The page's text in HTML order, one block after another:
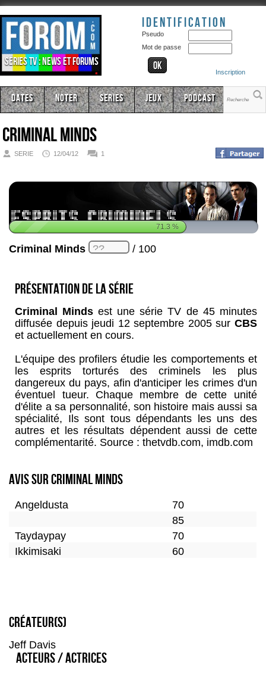
Séries TV : news et forums
Identification
Pseudo
Mot de passe
Inscription
Dates Noter Series Jeux Podcast
Criminal Minds
SERIE 12/04/12 1
71.3%
Criminal Minds / 100
Présentation de la série
Criminal Minds est une série TV de 45 minutes
diffusée depuis jeudi 12 septembre 2005 sur CBS
et actuellement en cours.
L'équipe des profilers étudie les comportements et
les esprits torturés des criminels les plus
dangereux du pays, afin d'anticiper les crimes d'un
éventuel tueur. Chaque membre de cette unité
d'élite a sa personnalité, son histoire mais aussi sa
spécialité, Ils sont tous dépendants les uns des
autres et les résultats dépendent aussi de cette
complémentarité. Source : thetvdb.com, imdb.com
Avis sur Criminal Minds
Angeldusta
70
85
Taydaypay
70
Ikkimisaki
60
Créateur(s)
Jeff Davis
Acteurs / Actrices